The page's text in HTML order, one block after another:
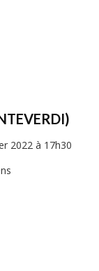
2022 à 17h30